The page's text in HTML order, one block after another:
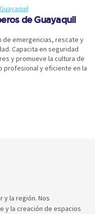
de Guayaquil
de emergencias, rescate y
Capacita en seguridad
y promueve la cultura de
profesional y eficiente en la
y la región. Nos
y la creación de espacios